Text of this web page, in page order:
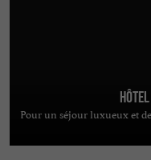
Hôtel
Pour un séjour luxueux et